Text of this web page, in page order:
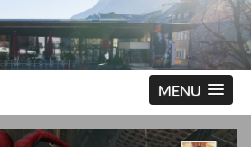
MENU